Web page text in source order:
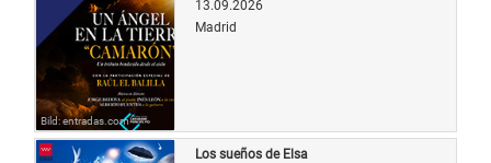
Bild: entradas.com
13.09.2026
Madrid
Los sueños de Elsa